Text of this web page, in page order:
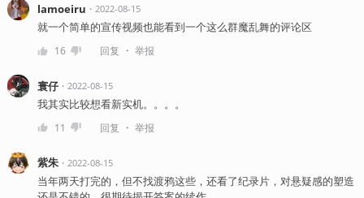
lamoeiru ・ 2022-08-15
就一个简单的宣传视频也能看到一个这么群魔乱舞的评论区
16 回复 ・ 举报
寰仔・ 2022-08-15
我其实比较想看新实机。。。。
11 回复 ・ 举报
紫朱・ 2022-08-15
当年两天打完的，但不找渡鸦这些，还看了纪录片，对悬疑感的塑造